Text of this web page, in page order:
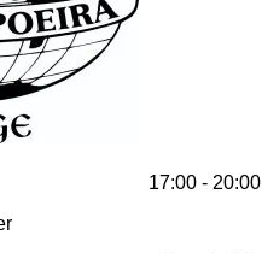
17:00 - 20:00